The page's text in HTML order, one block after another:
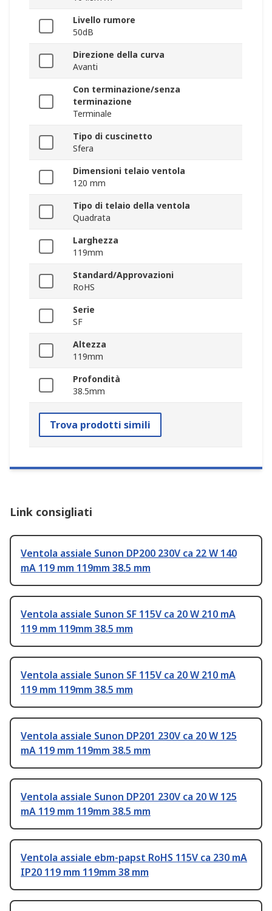
Livello rumore
50dB
Direzione della curva
Avanti
Con terminazione/senza
terminazione
Terminale
Tipo di cuscinetto
Sfera
Dimensioni telaio ventola
120 mm
Tipo di telaio della ventola
Quadrata
Larghezza
119mm
Standard/Approvazioni
RoHS
Serie
SF
Altezza
119mm
Profondità
38.5mm
Trova prodotti simili
Link consigliati
Ventola assiale Sunon DP200 230V ca 22 W 140
mA 119 mm 119mm 38.5 mm
Ventola assiale Sunon SF 115V ca 20 W 210 mA
119 mm 119mm 38.5 mm
Ventola assiale Sunon SF 115V ca 20 W 210 mA
119 mm 119mm 38.5 mm
Ventola assiale Sunon DP201 230V ca 20 W 125
mA 119 mm 119mm 38.5 mm
Ventola assiale Sunon DP201 230V ca 20 W 125
mA 119 mm 119mm 38.5 mm
Ventola assiale ebm-papst RoHS 115V ca 230 mA
IP20 119 mm 119mm 38 mm